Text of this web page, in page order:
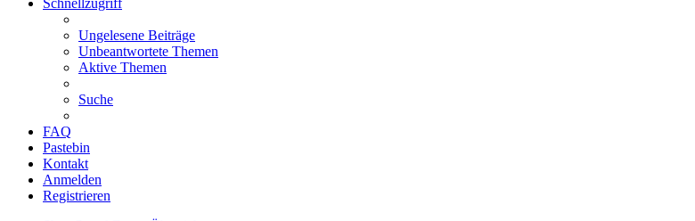
Ungelesene Beiträge
Unbeantwortete Themen
Aktive Themen
Suche
FAQ
Pastebin
Kontakt
Anmelden
Registrieren